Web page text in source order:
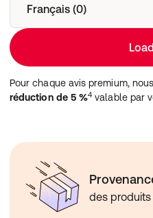
Français (0)
Pour chaque avis premium,
réduction de 5 %4 valable par
des produits